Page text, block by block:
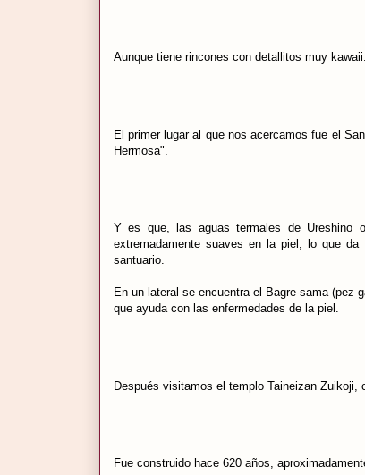
Aunque tiene rincones con detallitos muy kawaii.
El primer lugar al que nos acercamos fue el
Hermosa".
Y es que, las aguas termales de Ureshino
extremadamente suaves en la piel, lo que
santuario.
En un lateral se encuentra el Bagre-sama (pez
que ayuda con las enfermedades de la piel.
Después visitamos el templo Taineizan Zuikoji,
Fue construido hace 620 años,